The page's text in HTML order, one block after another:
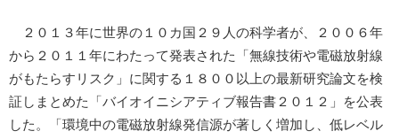
２０１３年に世界の１０カ国２９人の科学者が、２００６年
から２０１１年にわたって発表された「無線技術や電磁放射線
がもたらすリスク」に関する１８００以上の最新研究論文を検
証しまとめた「バイオイニシアティブ報告書２０１２」を公表
した。「環境中の電磁放射線発信源が著しく増加し、低レベル